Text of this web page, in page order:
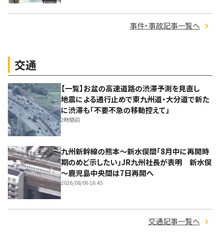
事件・事故記事一覧へ
交通
【一覧】お盆の高速道路の渋滞予測を見直し
地震による通行止めで東九州道・大分道で新た
に渋滞も「不要不急の移動控えて」
2時間前
九州新幹線の熊本～新水俣間「8月中に再開時
期のめど示したい」JR九州社長が表明 新水俣
～鹿児島中央間は7日再開へ
2026/08/06 16:45
交通記事一覧へ